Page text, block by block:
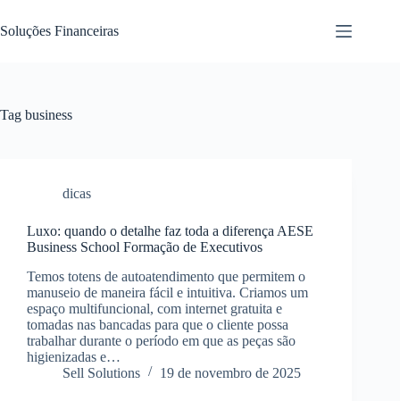
para
o
Soluções Financeiras
Tag business
dicas
Luxo: quando o detalhe faz toda a diferença AESE
Business School Formação de Executivos
Temos totens de autoatendimento que permitem o
manuseio de maneira fácil e intuitiva. Criamos um
espaço multifuncional, com internet gratuita e
tomadas nas bancadas para que o cliente possa
trabalhar durante o período em que as peças são
higienizadas e…
Sell Solutions
19 de novembro de 2025